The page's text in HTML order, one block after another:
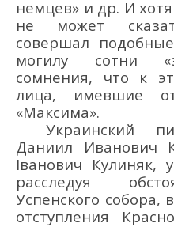
немцев» и др. И
не может
совершал
могилу сотни
сомнения, что к
лица, имевшие
«Максима».
Украинский
Даниил Иванович
Іванович Кулиняк,
расследуя
Успенского собора,
отступления